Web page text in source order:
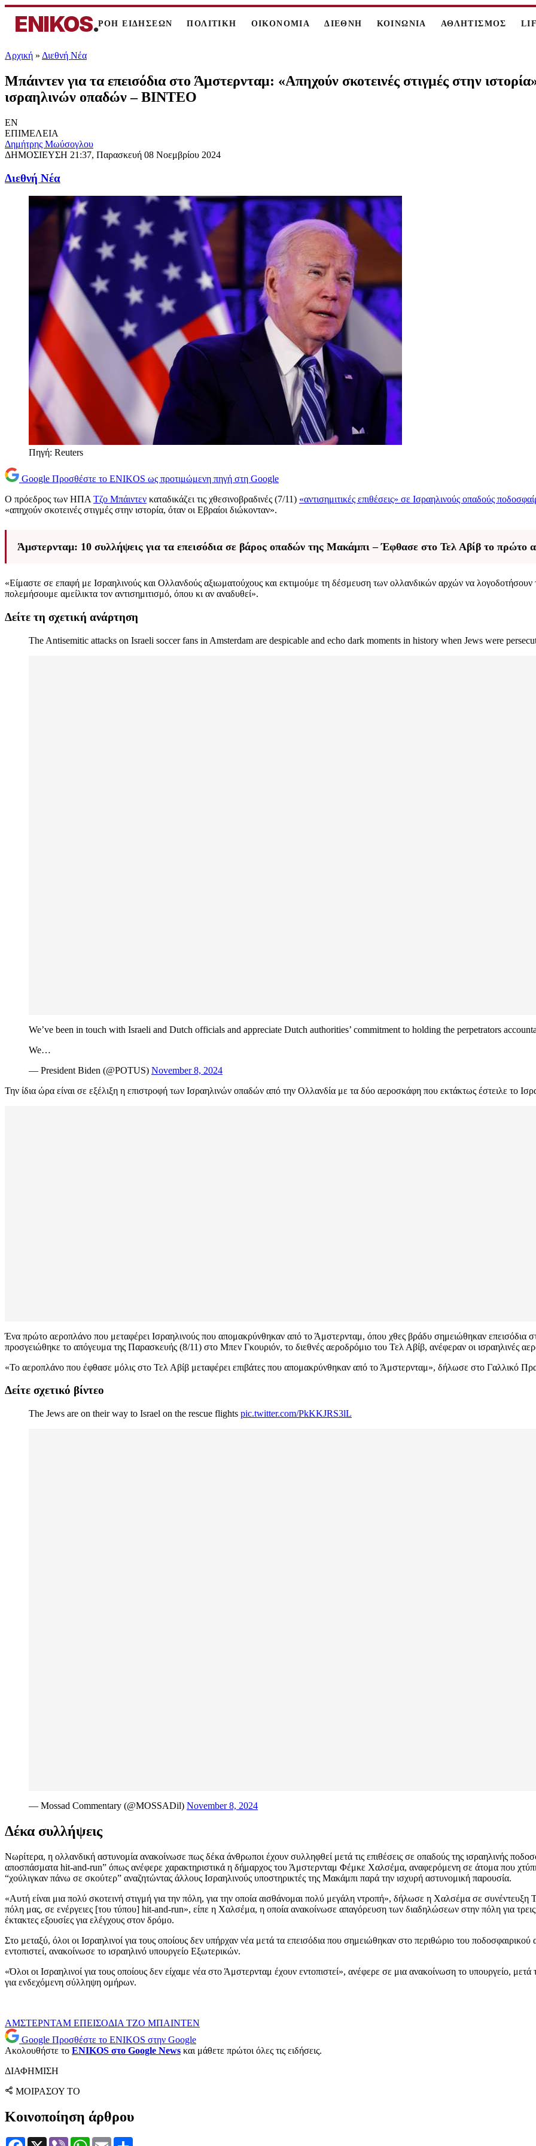
ENIKOS.ΡΟΗ ΕΙΔΗΣΕΩΝ ΠΟΛΙΤΙΚΗ ΟΙΚΟΝΟΜΙΑ ΔΙΕΘΝΗ ΚΟΙΝΩΝΙΑ ΑΘΛΗΤΙΣΜΟΣ
Αρχική » Διεθνή Νέα
Μπάιντεν για τα επεισόδια στο Άμστερνταμ: «Απηχούν σκοτεινές στιγμές στην
ισραηλινών οπαδών – ΒΙΝΤΕΟ
EN
ΕΠΙΜΕΛΕΙΑ
Δημήτρης Μωύσογλου
ΔΗΜΟΣΙΕΥΣΗ 21:37, Παρασκευή 08 Νοεμβρίου 2024
Διεθνή Νέα
Πηγή: Reuters
Google Προσθέστε το ENIKOS ως προτιμώμενη πηγή στη Google
Ο πρόεδρος των ΗΠΑ Τζο Μπάιντεν καταδικάζει τις χθεσινοβραδινές (7/11) «αντισημιτικές επιθέσεις» σε Ισραηλινούς οπαδούς
«απηχούν σκοτεινές στιγμές στην ιστορία, όταν οι Εβραίοι διώκονταν».
Άμστερνταμ: 10 συλλήψεις για τα επεισόδια σε βάρος οπαδών της Μακάμπι – Έφθασε στο Τελ Αβίβ το πρώτο
«Είμαστε σε επαφή με Ισραηλινούς και Ολλανδούς αξιωματούχους και εκτιμούμε τη δέσμευση των ολλανδικών αρχών να
πολεμήσουμε αμείλικτα τον αντισημιτισμό, όπου κι αν αναδυθεί».
Δείτε τη σχετική ανάρτηση
The Antisemitic attacks on Israeli soccer fans in Amsterdam are despicable and echo dark moments in history when Jews were
We’ve been in touch with Israeli and Dutch officials and appreciate Dutch authorities’ commitment to holding the perpetrators
We…
— President Biden (@POTUS) November 8, 2024
Την ίδια ώρα είναι σε εξέλιξη η επιστροφή των Ισραηλινών οπαδών από την Ολλανδία με τα δύο αεροσκάφη που εκτάκτως έστειλε το
Ένα πρώτο αεροπλάνο που μεταφέρει Ισραηλινούς που απομακρύνθηκαν από το Άμστερνταμ, όπου χθες βράδυ σημειώθηκαν επεισόδια
προσγειώθηκε το απόγευμα της Παρασκευής (8/11) στο Μπεν Γκουριόν, το διεθνές αεροδρόμιο του Τελ Αβίβ, ανέφεραν οι ισραηλινές
«Το αεροπλάνο που έφθασε μόλις στο Τελ Αβίβ μεταφέρει επιβάτες που απομακρύνθηκαν από το Άμστερνταμ», δήλωσε στο Γαλλικό
Δείτε σχετικό βίντεο
The Jews are on their way to Israel on the rescue flights pic.twitter.com/PkKKJRS3lL
— Mossad Commentary (@MOSSADil) November 8, 2024
Δέκα συλλήψεις
Νωρίτερα, η ολλανδική αστυνομία ανακοίνωσε πως δέκα άνθρωποι έχουν συλληφθεί μετά τις επιθέσεις σε οπαδούς της ισραηλινής
αποσπάσματα hit-and-run” όπως ανέφερε χαρακτηριστικά η δήμαρχος του Άμστερνταμ Φέμκε Χαλσέμα, αναφερόμενη σε άτομα που
“χούλιγκαν πάνω σε σκούτερ” αναζητώντας άλλους Ισραηλινούς υποστηρικτές της Μακάμπι παρά την ισχυρή αστυνομική παρουσία.
«Αυτή είναι μια πολύ σκοτεινή στιγμή για την πόλη, για την οποία αισθάνομαι πολύ μεγάλη ντροπή», δήλωσε η Χαλσέμα σε συνέντευξη
πόλη μας, σε ενέργειες [του τύπου] hit-and-run», είπε η Χαλσέμα, η οποία ανακοίνωσε απαγόρευση των διαδηλώσεων στην πόλη για
έκτακτες εξουσίες για ελέγχους στον δρόμο.
Στο μεταξύ, όλοι οι Ισραηλινοί για τους οποίους δεν υπήρχαν νέα μετά τα επεισόδια που σημειώθηκαν στο περιθώριο του
εντοπιστεί, ανακοίνωσε το ισραηλινό υπουργείο Εξωτερικών.
«Όλοι οι Ισραηλινοί για τους οποίους δεν είχαμε νέα στο Άμστερνταμ έχουν εντοπιστεί», ανέφερε σε μια ανακοίνωση το υπουργείο,
για ενδεχόμενη σύλληψη ομήρων.
ΑΜΣΤΕΡΝΤΑΜ ΕΠΕΙΣΟΔΙΑ ΤΖΟ ΜΠΑΙΝΤΕΝ
Google Προσθέστε το ENIKOS στην Google
Ακολουθήστε το ENIKOS στο Google News και μάθετε πρώτοι όλες τις ειδήσεις.
ΔΙΑΦΗΜΙΣΗ
ΜΟΙΡΑΣΟΥ ΤΟ
Κοινοποίηση άρθρου
Facebook
X Viber WhatsApp
Email